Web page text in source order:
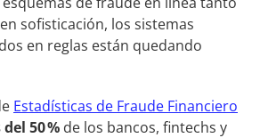
sofisticación, los sistemas
en reglas están quedando
Estadísticas de Fraude Financiero
50 % de los bancos, fintechs y